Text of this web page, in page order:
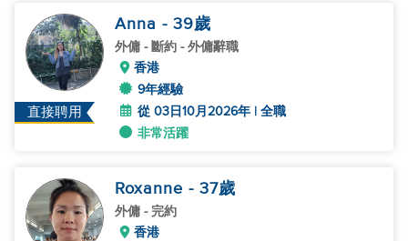
直接聘用
Anna - 39歲
外傭 - 斷約 - 外傭辭職
香港
9年經驗
從 03日10月2026年 | 全職
非常活躍
Roxanne - 37歲
外傭 - 完約
香港